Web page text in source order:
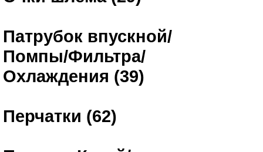
Патрубок впускной/
Помпы/Фильтра/
Охлаждения (39)
Перчатки (62)